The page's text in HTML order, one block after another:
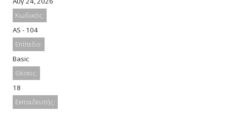
Κωδικός:
AS - 104
Επίπεδο:
Basic
Θέσεις:
18
Εκπαιδευτής: